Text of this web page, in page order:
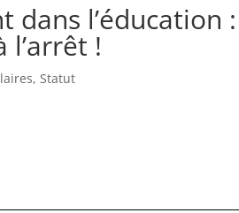
l’éducation
!
,Statut